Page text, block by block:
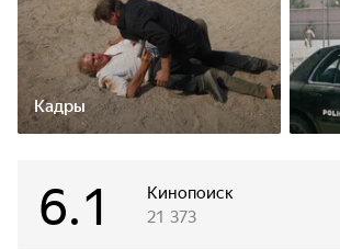
Кадры
Кинопоиск
6.1 21 373